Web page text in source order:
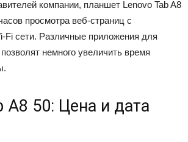
компании, планшет Lenovo Tab A8
просмотра веб-страниц с
Fi сети. Различные приложения для
немного увеличить время
A8 50: Цена и дата